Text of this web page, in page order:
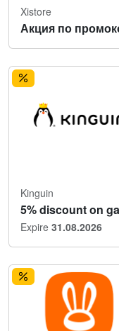
Xistore
Акция по
Kinguin
5% discount on
Expire 31.08.2026